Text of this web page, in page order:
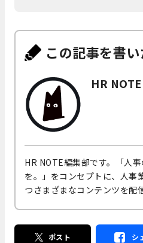
この記事を書い
HR
HR NOTE編集部です。「人
を。」をコンセプトに、人事
つさまざまなコンテンツを配
ポスト シ